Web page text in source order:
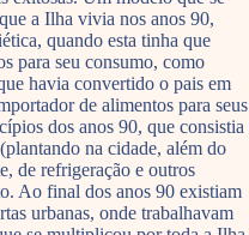
a Ilha vivia nos anos 90,
quando esta tinha que
para seu consumo, como
havia convertido o pais em
de alimentos para seus
dos anos 90, que consistia
na cidade, além do
de refrigeração e outros
Ao final dos anos 90 existiam
urbanas, onde trabalhavam